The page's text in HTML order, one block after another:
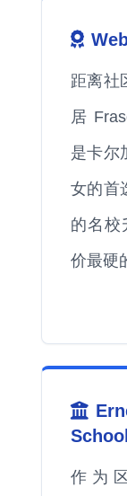
距离社
居
是卡尔
女的首
的名校
价最硬
作为